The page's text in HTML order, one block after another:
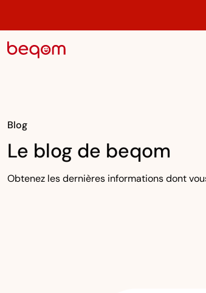
Blog
Le blog de beqom
Obtenez les dernières informations dont